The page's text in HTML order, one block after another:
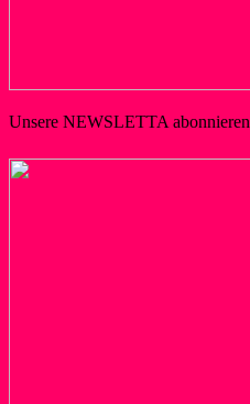
Unsere NEWSLETTA abonnieren